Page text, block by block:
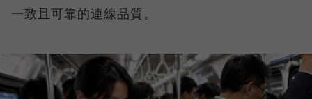
一致且可靠的連線品質。